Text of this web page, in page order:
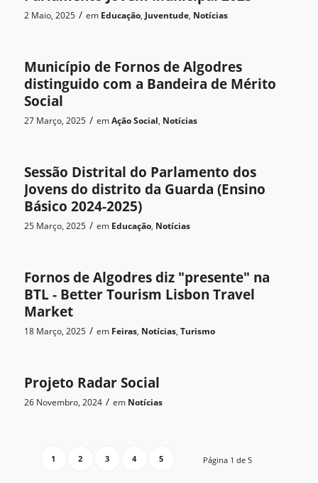
2 Maio, 2025 / em Educação, Juventude, Notícias
Município de Fornos de Algodres
distinguido com a Bandeira de Mérito
Social
27 Março, 2025 / emAção Social, Notícias
Sessão Distrital do Parlamento dos
Jovens do distrito da Guarda (Ensino
Básico 2024-2025)
25 Março, 2025 / em Educação, Notícias
Fornos de Algodres diz "presente" na
BTL - Better Tourism Lisbon Travel
Market
18 Março, 2025 / em Feiras, Notícias, Turismo
Projeto Radar Social
26 Novembro, 2024 / em Notícias
Página 1 de 5
1 2 3 4 5